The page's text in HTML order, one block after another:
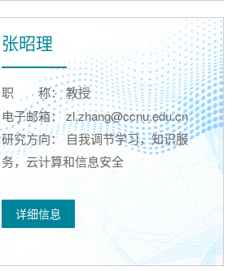
张昭理
职称： 教授
电子邮箱： zl.zhang@ccnu.edu.cn
研究方向： 自我调节学习，知识服
务，云计算和信息安全
详细信息